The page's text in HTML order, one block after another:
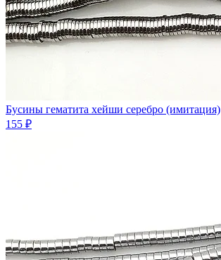
Бусины гематита хейши серебро (имитация)
155 ₽